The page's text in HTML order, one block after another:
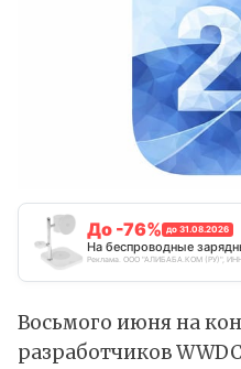
До -76% до 31.08.2026
На беспроводные
Реклама. ООО "АЛИБАБА.КОМ (РУ)", ИНН
Восьмого июня на
разработчиков